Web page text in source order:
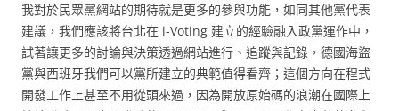
我對於民眾黨網站的期待就是更多的參與功能，如同其他黨代表
建議，我們應該將台北在 i-Voting 建立的經驗融入政黨運作中，
試著讓更多的討論與決策透過網站進行、追蹤與記錄，德國海盜
黨與西班牙我們可以黨所建立的典範值得看齊；這個方向在程式
開發工作上甚至不用從頭來過，因為開放原始碼的浪潮在國際上